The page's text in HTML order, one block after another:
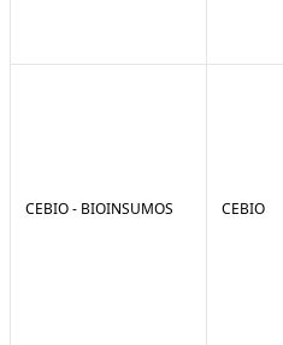
CEBIO - BIOINSUMOS CEBIO